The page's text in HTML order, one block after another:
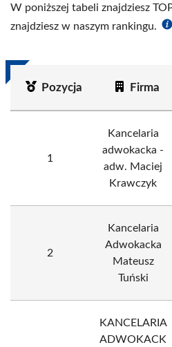
W poniższej tabeli znajdziesz
znajdziesz w naszym rankingu.
Pozycja Firma
1
Kancelaria
adwokacka -
adw. Maciej
Krawczyk
2
Kancelaria
Adwokacka
Mateusz
Tuński
KANCELARIA
ADWOKACK